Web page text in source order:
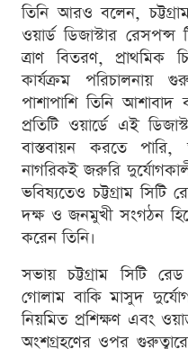
তিনি আরও বলেন,
ওয়ার্ড ডিজাস্টার
ত্রাণ বিতরণ, প্রাথমিক
কার্যক্রম পরিচালনায়
পাশাপাশি তিনি
প্রতিটি ওয়ার্ডে এই
বাস্তবায়ন করতে পারি,
নাগরিকই জরুরি
ভবিষ্যতেও চট্টগ্রাম সিটি
দক্ষ ও জনমুখী সংগঠন
করেন তিনি।
সভায় চট্টগ্রাম সিটি
গোলাম বাকি মাসুদ
নিয়মিত প্রশিক্ষণ এবং
অংশগ্রহণের ওপর